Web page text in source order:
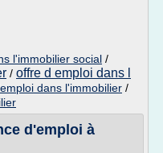
l'immobilier social /
/ offre d emploi dans l
dans l'immobilier /
d'emploi à